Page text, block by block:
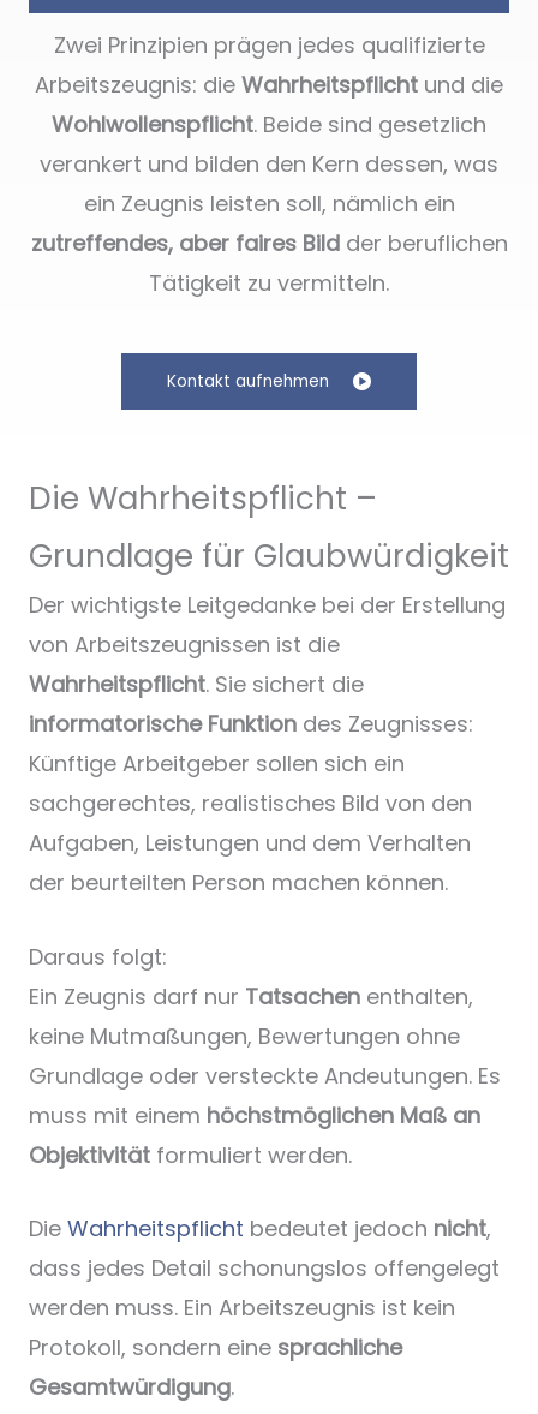
Zwei Prinzipien prägen jedes qualifizierte
Arbeitszeugnis: die Wahrheitspflicht und die
Wohlwollenspflicht. Beide sind gesetzlich
verankert und bilden den Kern dessen, was
ein Zeugnis leisten soll, nämlich ein
zutreffendes, aber faires Bildder beruflichen
Tätigkeit zu vermitteln.
Kontakt aufnehmen
Die Wahrheitspflicht –
Grundlage für Glaubwürdigkeit
Der wichtigste Leitgedanke bei der Erstellung
von Arbeitszeugnissen ist die
Wahrheitspflicht. Sie sichert die
informatorische Funktion des Zeugnisses:
Künftige Arbeitgeber sollen sich ein
sachgerechtes, realistisches Bild von den
Aufgaben, Leistungen und dem Verhalten
der beurteilten Person machen können.
Daraus folgt:
Ein Zeugnis darf nur Tatsachen enthalten,
keine Mutmaßungen, Bewertungen ohne
Grundlage oder versteckte Andeutungen. Es
muss mit einem höchstmöglichen Maß an
Objektivität formuliert werden.
Die Wahrheitspflicht bedeutet jedoch nicht,
dass jedes Detail schonungslos offengelegt
werden muss. Ein Arbeitszeugnis ist kein
Protokoll, sondern eine sprachliche
Gesamtwürdigung.